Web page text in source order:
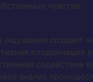
чувства.
ощущения создают
координация
содействие
анализ